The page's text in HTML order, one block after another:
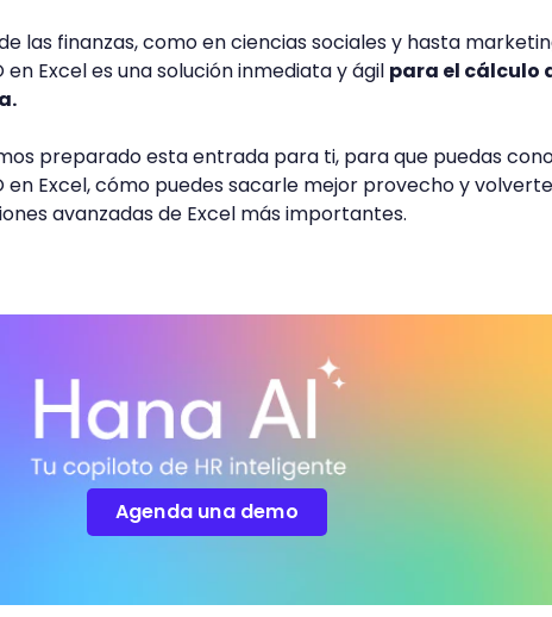
las finanzas, como en ciencias sociales y hasta
en Excel es una solución inmediata y ágil para el cálculo
preparado esta entrada para ti, para que puedas
en Excel, cómo puedes sacarle mejor provecho y
avanzadas de Excel más importantes.
Agenda una demo